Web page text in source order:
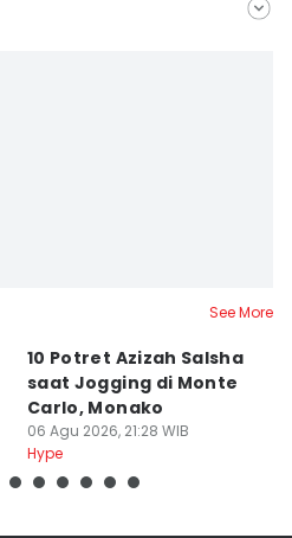
See More
10 Potret Azizah Salsha
saat Jogging di Monte
Carlo, Monako
06 Agu 2026, 21:28 WIB
Hype